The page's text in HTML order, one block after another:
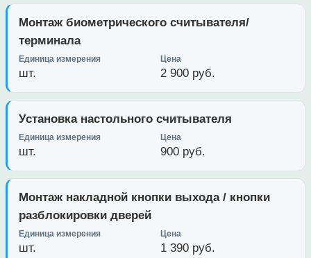
Монтаж биометрического считывателя/
терминала
шт. 2 900 руб.
Установка настольного считывателя
шт. 900 руб.
Монтаж накладной кнопки выхода / кнопки
разблокировки дверей
шт. 1 390 руб.